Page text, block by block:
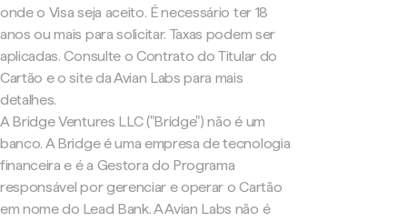
onde o Visa seja aceito. É necessário ter 18
anos ou mais para solicitar. Taxas podem ser
aplicadas. Consulte o Contrato do Titular do
Cartão e o site da Avian Labs para mais
detalhes.
A Bridge Ventures LLC ("Bridge") não é um
banco. A Bridge é uma empresa de tecnologia
financeira e é a Gestora do Programa
responsável por gerenciar e operar o Cartão
em nome do Lead Bank. A Avian Labs não é